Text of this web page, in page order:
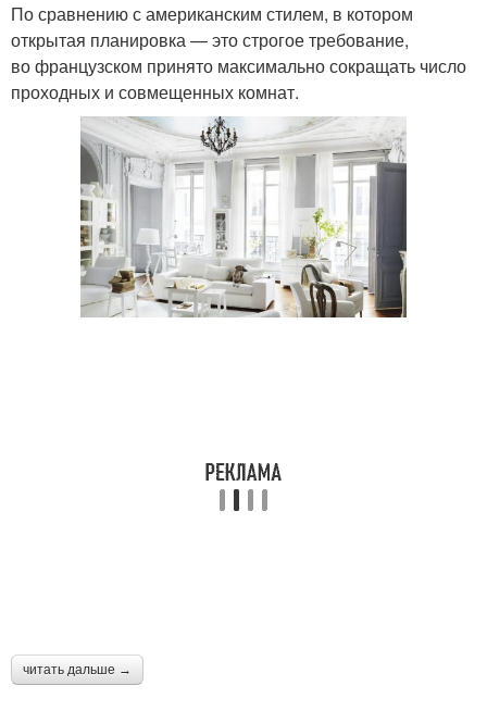
По сравнению с американским стилем, в котором
открытая планировка — это строгое требование,
во французском принято максимально сокращать число
проходных и совмещенных комнат.
читать дальше →